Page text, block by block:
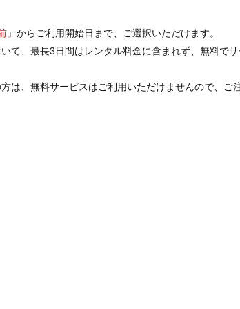
」 からご利用開始日まで、ご選択いただけます。
て、最長3日間はレンタル料金に含まれず、無料でサ
は、無料サービスはご利用いただけませんので、ご